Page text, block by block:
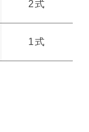
2式
1式